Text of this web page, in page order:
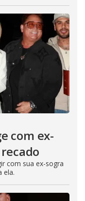
com ex-
com sua ex-sogra
ela.